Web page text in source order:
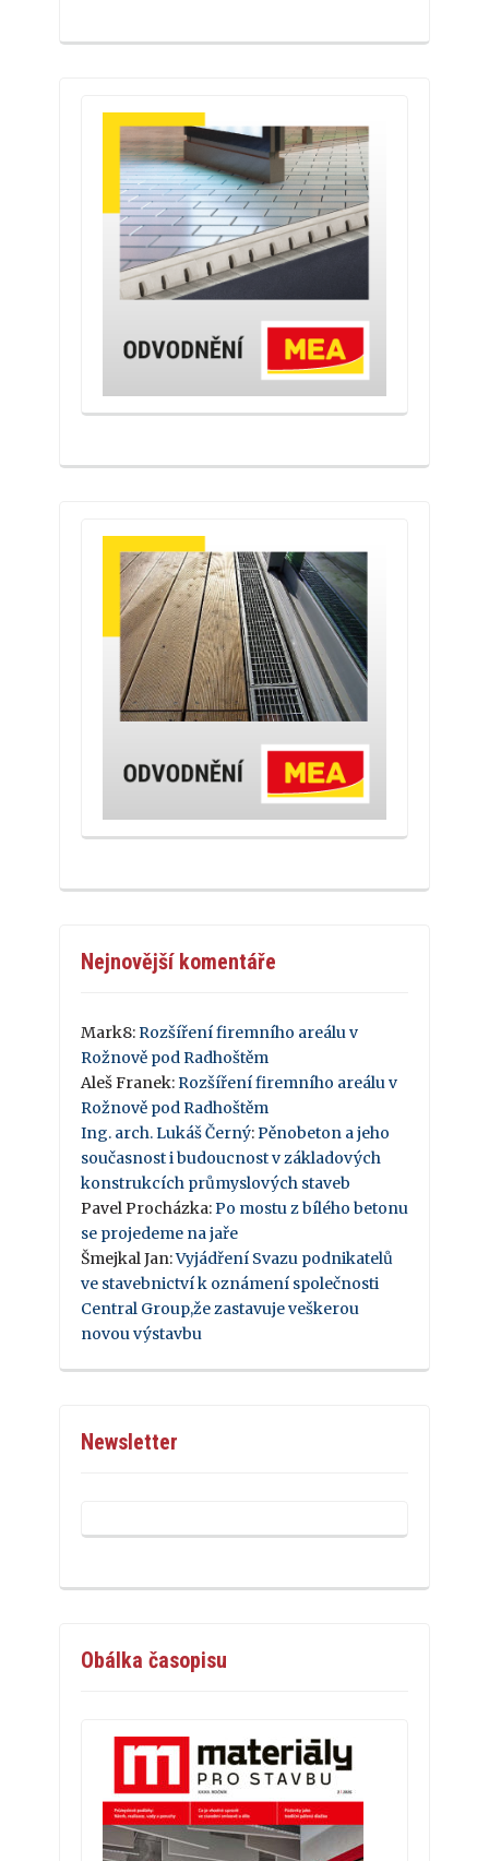
Nejnovější komentáře
Mark8: Rozšíření firemního areálu v
Rožnově pod Radhoštěm
Aleš Franek: Rozšíření firemního areálu v
Rožnově pod Radhoštěm
Ing. arch. Lukáš Černý: Pěnobeton a jeho
současnost i budoucnost v základových
konstrukcích průmyslových staveb
Pavel Procházka: Po mostu z bílého betonu
se projedeme na jaře
Šmejkal Jan:Vyjádření Svazu podnikatelů
ve stavebnictví k oznámení společnosti
Central Group,že zastavuje veškerou
novou výstavbu
Newsletter
Obálka časopisu